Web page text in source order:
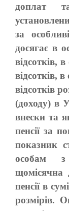
доплат
за
досягає в
відсотків,
відсотків,
відсотків
(доходу) в
внески та
пенсії за
показник
особам з
щомісячна
пенсії в
розмірів.